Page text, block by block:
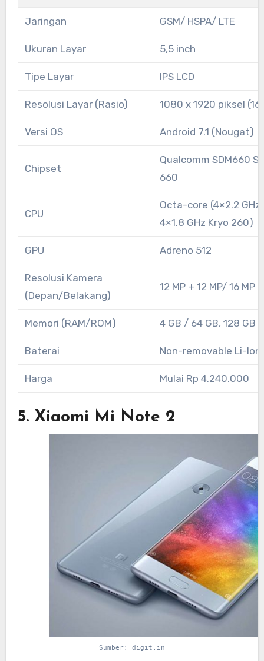
Jaringan GSM/ HSPA/ LTE
Ukuran Layar 5,5 inch
Tipe Layar IPS LCD
Resolusi Layar (Rasio) 1080 x 1920 piksel
Versi OS Android 7.1 (Nougat)
Chipset
Qualcomm SDM660
660
CPU
Octa-core (4×2.2 GHz
4×1.8 GHz Kryo 260)
GPU Adreno 512
Resolusi Kamera
(Depan/Belakang)
12 MP + 12 MP/ 16 MP
Memori (RAM/ROM) 4 GB / 64 GB, 128 GB
Baterai Non-removable Li-Ion
Harga Mulai Rp 4.240.000
5. Xiaomi Mi Note 2
Sumber: digit.in